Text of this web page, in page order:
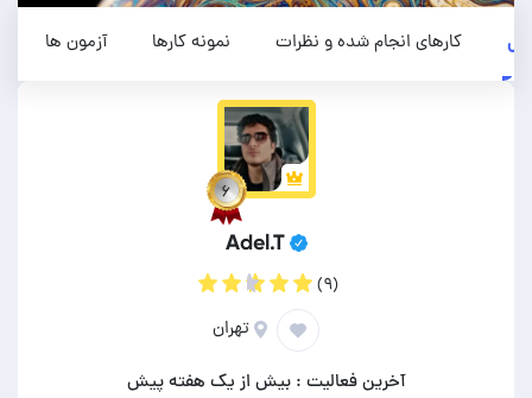
آزمون ها نمونه کارها کارهای انجام شده و نظرات
۶
Adel.T
(۹)
تهران
آخرین فعالیت : بیش از یک هفته پیش